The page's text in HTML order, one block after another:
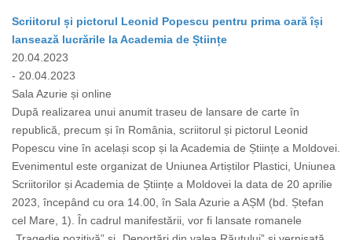
Scriitorul și pictorul Leonid Popescu pentru prima oară își
lansează lucrările la Academia de Științe
20.04.2023
- 20.04.2023
Sala Azurie și online
După realizarea unui anumit traseu de lansare de carte în
republică, precum și în România, scriitorul și pictorul Leonid
Popescu vine în același scop și la Academia de Științe a Moldovei.
Evenimentul este organizat de Uniunea Artiștilor Plastici, Uniunea
Scriitorilor și Academia de Științe a Moldovei la data de 20 aprilie
2023, începând cu ora 14.00, în Sala Azurie a AȘM (bd. Ștefan
cel Mare, 1). În cadrul manifestării, vor fi lansate romanele